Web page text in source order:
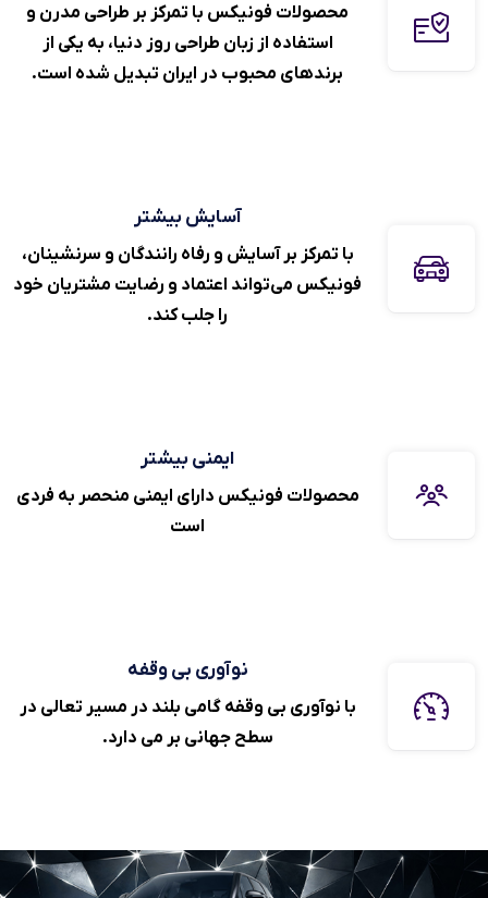
محصولات فونیکس با تمرکز بر طراحی مدرن و
استفاده از زبان طراحی روز دنیا، به یکی از
برند‌های محبوب در ایران تبدیل شده است.
آسایش بیشتر
با تمرکز بر آسایش و رفاه رانندگان و سرنشینان،
فونیکس می‌تواند اعتماد و رضایت مشتریان خود
را جلب کند.
ایمنی بیشتر
محصولات فونیکس دارای ایمنی منحصر به فردی
است
نوآوری بی وقفه
با نوآوری بی وقفه گامی بلند در مسیر تعالی در
سطح جهانی بر می دارد.